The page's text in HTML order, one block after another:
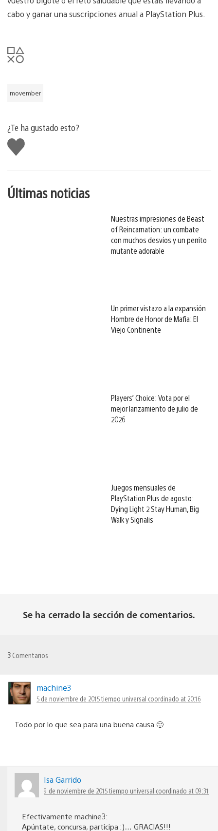
cabo y ganar una suscripciones anual a PlayStation Plus.
movember
¿Te ha gustado esto?
Me
gusta
Últimas noticias
Nuestras impresiones de Beast
of Reincarnation: un combate
con muchos desvíos y un perrito
mutante adorable
Un primer vistazo a la expansión
Hombre de Honor de Mafia: El
Viejo Continente
Players’ Choice: Vota por el
mejor lanzamiento de julio de
2026
Juegos mensuales de
PlayStation Plus de agosto:
Dying Light 2 Stay Human, Big
Walk y Signalis
Se ha cerrado la sección de comentarios.
3 Comentarios
machine3
5 de noviembre de 2015 tiempo universal coordinado at 20:16
Todo por lo que sea para una buena causa 🙂
Isa Garrido
9 de noviembre de 2015 tiempo universal coordinado at 09:31
Efectivamente machine3:
Apúntate, concursa, participa :)… GRACIAS!!!